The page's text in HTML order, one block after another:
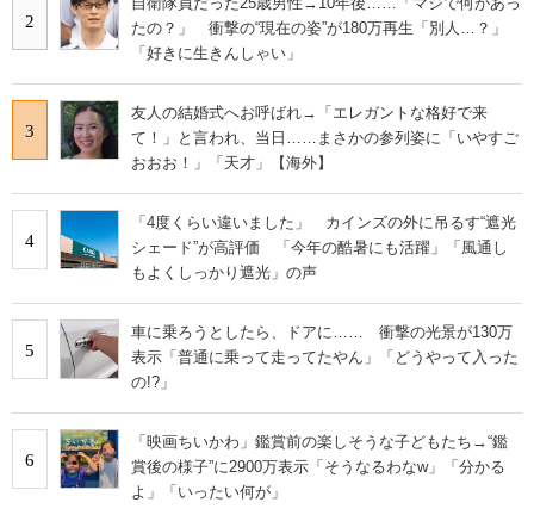
2
たの？」 衝撃の“現在の姿”が180万再生「別人…？」
「好きに生きんしゃい」
3
友人の結婚式へお呼ばれ→「エレガントな格好で来
て！」と言われ、当日……まさかの参列姿に「いやすご
おおお！」「天才」【海外】
4
「4度くらい違いました」 カインズの外に吊るす“遮光
シェード”が高評価 「今年の酷暑にも活躍」「風通し
もよくしっかり遮光」の声
5
車に乗ろうとしたら、ドアに…… 衝撃の光景が130万
表示「普通に乗って走ってたやん」「どうやって入った
の!?」
6
「映画ちいかわ」鑑賞前の楽しそうな子どもたち→“鑑
賞後の様子”に2900万表示「そうなるわなw」「分かる
よ」「いったい何が」